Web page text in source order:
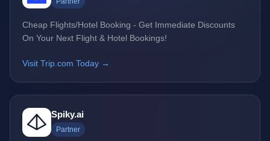
Cheap Flights/Hotel Booking - Get Immediate Discounts
On Your Next Flight & Hotel Bookings!
Visit Trip.com Today →
Spiky.ai
Partner